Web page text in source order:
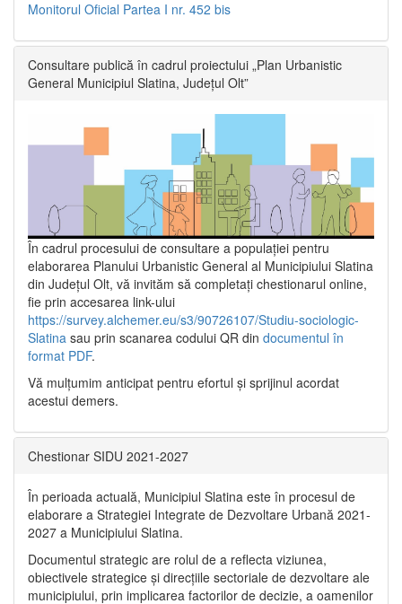
Monitorul Oficial Partea I nr. 452 bis
Consultare publică în cadrul proiectului „Plan Urbanistic
General Municipiul Slatina, Județul Olt”
În cadrul procesului de consultare a populaţiei pentru
elaborarea Planului Urbanistic General al Municipiului Slatina
din Județul Olt, vă invităm să completați chestionarul online,
fie prin accesarea link-ului
https://survey.alchemer.eu/s3/90726107/Studiu-sociologic-
Slatina sau prin scanarea codului QR din documentul în
format PDF.
Vă mulţumim anticipat pentru efortul şi sprijinul acordat
acestui demers.
Chestionar SIDU 2021-2027
În perioada actuală, Municipiul Slatina este în procesul de
elaborare a Strategiei Integrate de Dezvoltare Urbană 2021‐
2027 a Municipiului Slatina.
Documentul strategic are rolul de a reflecta viziunea,
obiectivele strategice și direcțiile sectoriale de dezvoltare ale
municipiului, prin implicarea factorilor de decizie, a oamenilor